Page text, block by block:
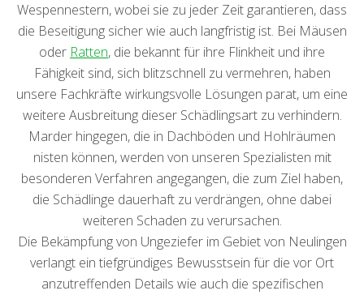
Wespennestern, wobei sie zu jeder Zeit garantieren, dass
die Beseitigung sicher wie auch langfristig ist. Bei Mäusen
oder Ratten, die bekannt für ihre Flinkheit und ihre
Fähigkeit sind, sich blitzschnell zu vermehren, haben
unsere Fachkräfte wirkungsvolle Lösungen parat, um eine
weitere Ausbreitung dieser Schädlingsart zu verhindern.
Marder hingegen, die in Dachböden und Hohlräumen
nisten können, werden von unseren Spezialisten mit
besonderen Verfahren angegangen, die zum Ziel haben,
die Schädlinge dauerhaft zu verdrängen, ohne dabei
weiteren Schaden zu verursachen.
Die Bekämpfung von Ungeziefer im Gebiet von Neulingen
verlangt ein tiefgründiges Bewusstsein für die vor Ort
anzutreffenden Details wie auch die spezifischen